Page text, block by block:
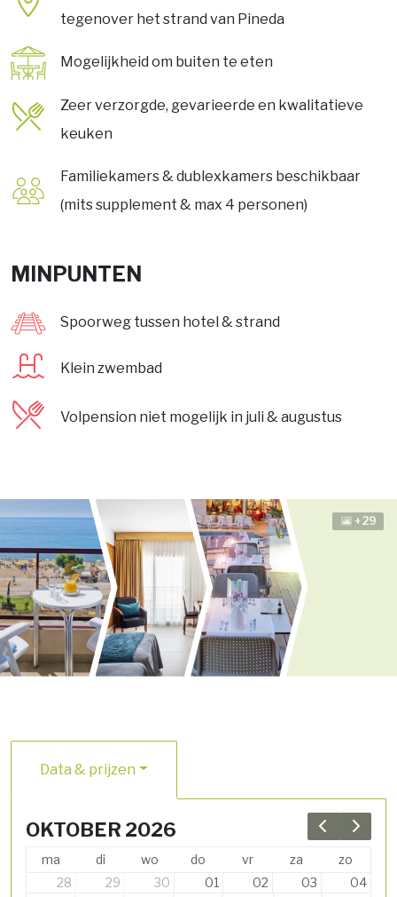
tegenover het strand van Pineda
Mogelijkheid om buiten te eten
Zeer verzorgde, gevarieerde en kwalitatieve
keuken
Familiekamers & dublexkamers beschikbaar
(mits supplement & max 4 personen)
MINPUNTEN
Spoorweg tussen hotel & strand
Klein zwembad
Volpension niet mogelijk in juli & augustus
+29
Data & prijzen
Previous
Next
OKTOBER 2026
ma di wo do vr za
zo
28
29 30 01 02 03
04